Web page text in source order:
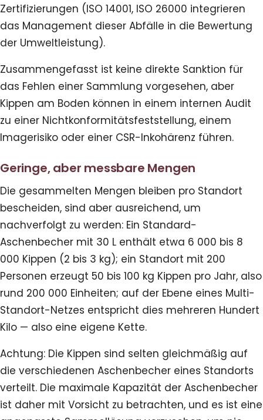
Zertifizierungen (ISO 14001, ISO 26000 integrieren
das Management dieser Abfälle in die Bewertung
der Umweltleistung).
Zusammengefasst ist keine direkte Sanktion für
das Fehlen einer Sammlung vorgesehen, aber
Kippen am Boden können in einem internen Audit
zu einer Nichtkonformitätsfeststellung, einem
Imagerisiko oder einer CSR-Inkohärenz führen.
Geringe, aber messbare Mengen
Die gesammelten Mengen bleiben pro Standort
bescheiden, sind aber ausreichend, um
nachverfolgt zu werden: Ein Standard-
Aschenbecher mit 30 L enthält etwa 6 000 bis 8
000 Kippen (2 bis 3 kg); ein Standort mit 200
Personen erzeugt 50 bis 100 kg Kippen pro Jahr, also
rund 200 000 Einheiten; auf der Ebene eines Multi-
Standort-Netzes entspricht dies mehreren Hundert
Kilo — also eine eigene Kette.
Achtung: Die Kippen sind selten gleichmäßig auf
die verschiedenen Aschenbecher eines Standorts
verteilt. Die maximale Kapazität der Aschenbecher
ist daher mit Vorsicht zu betrachten, und es ist eine